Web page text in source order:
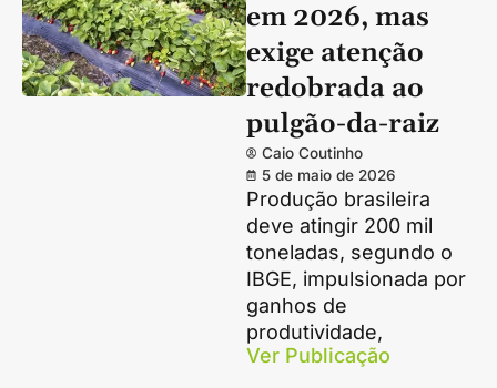
em 2026, mas
exige atenção
redobrada ao
pulgão-da-raiz
Caio Coutinho
5 de maio de 2026
Produção brasileira
deve atingir 200 mil
toneladas, segundo o
IBGE, impulsionada por
ganhos de
produtividade,
Ver Publicação